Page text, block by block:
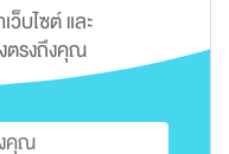
บไซต์ และ
ตรงถึงคุณ